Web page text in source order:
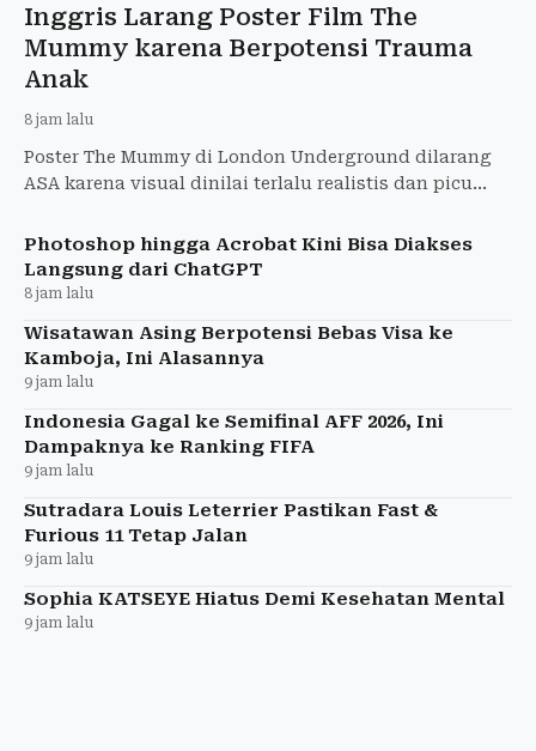
Inggris Larang Poster Film The
Mummy karena Berpotensi Trauma
Anak
8 jam lalu
Poster The Mummy di London Underground dilarang
ASA karena visual dinilai terlalu realistis dan picu
tarik iklan
Photoshop hingga Acrobat Kini Bisa Diakses
Langsung dari ChatGPT
8 jam lalu
Wisatawan Asing Berpotensi Bebas Visa ke
Kamboja, Ini Alasannya
9 jam lalu
Indonesia Gagal ke Semifinal AFF 2026, Ini
Dampaknya ke Ranking FIFA
9 jam lalu
Sutradara Louis Leterrier Pastikan Fast &
Furious 11 Tetap Jalan
9 jam lalu
Sophia KATSEYE Hiatus Demi Kesehatan Mental
9 jam lalu